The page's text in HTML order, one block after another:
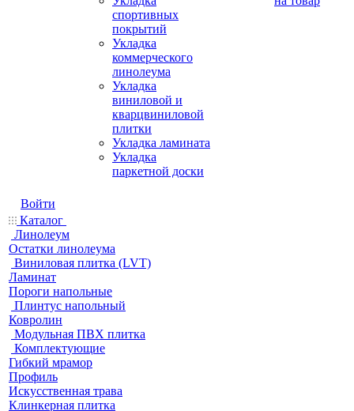
спортивных
покрытий
Укладка
коммерческого
линолеума
Укладка
виниловой и
кварцвиниловой
плитки
Укладка ламината
Укладка
паркетной доски
Войти
Каталог
Линолеум
Остатки линолеума
Виниловая плитка (LVT)
Ламинат
Пороги напольные
Плинтус напольный
Ковролин
Модульная ПВХ плитка
Комплектующие
Гибкий мрамор
Профиль
Искусственная трава
Клинкерная плитка